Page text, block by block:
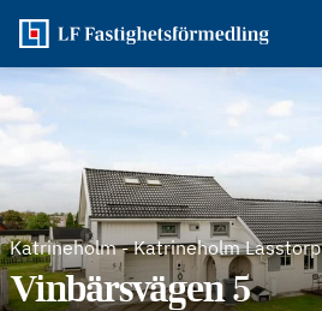
Katrineholm-Katrineholm Lasstorp
Vinbärsvägen 5